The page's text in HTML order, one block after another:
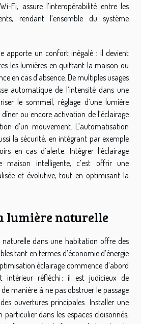
Fi, assure l’interopérabilité entre les
rendant l’ensemble du système
apporte un confort inégalé : il devient
les lumières en quittant la maison ou
en cas d’absence. De multiples usages
automatique de l’intensité dans une
le sommeil, réglage d’une lumière
ou encore activation de l’éclairage
d’un mouvement. L’automatisation
la sécurité, en intégrant par exemple
en cas d’alerte. Intégrer l’éclairage
maison intelligente, c’est offrir une
et évolutive, tout en optimisant la
lumière naturelle
dans une habitation offre des
tant en termes d’économie d’énergie
éclairage commence d’abord
intérieur réfléchi : il est judicieux de
manière à ne pas obstruer le passage
ouvertures principales. Installer une
particulier dans les espaces cloisonnés,